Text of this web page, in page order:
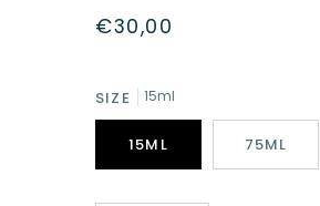
€30,00
SIZE 15ml
15ML 75ML